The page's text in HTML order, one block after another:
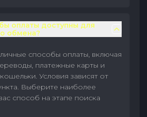
оплаты доступны для
обмена?
способы оплаты, включая
платежные карты и
Условия зависят от
Выберите наиболее
способ на этапе поиска